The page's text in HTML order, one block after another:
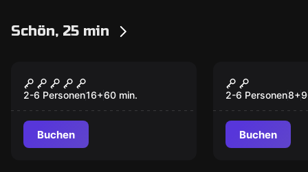
Schön, 25 min
Neu
Das Zimmer 1408
2-6 Personen16+60 min.
Buchen
Neu
Das
2-6 Personen8+
Buchen